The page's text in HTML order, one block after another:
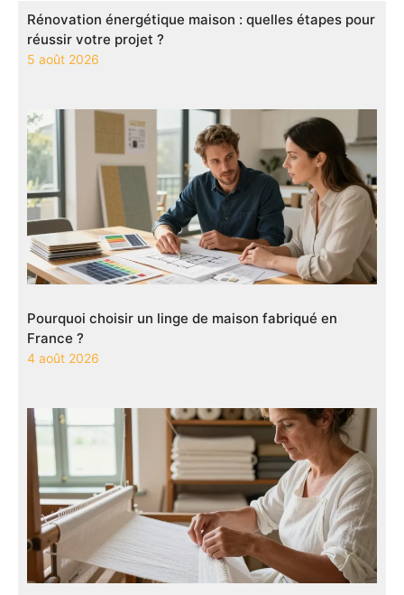
Rénovation énergétique maison : quelles étapes pour
réussir votre projet ?
5 août 2026
Pourquoi choisir un linge de maison fabriqué en
France ?
4 août 2026